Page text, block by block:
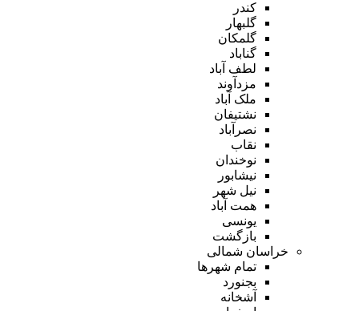
کندر
گلبهار
گلمکان
گناباد
لطف آباد
مزدآوند
ملک آباد
نشتیفان
نصرآباد
نقاب
نوخندان
نیشابور
نیل شهر
همت آباد
یونسی
بازگشت
خراسان شمالی
تمام شهر‌ها
بجنورد
آشخانه